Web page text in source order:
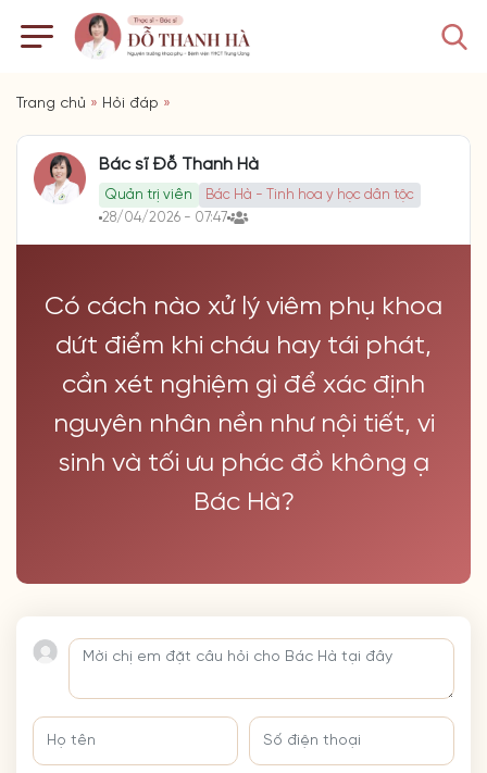
Trang chủ » Hỏi đáp »
Bác sĩ Đỗ Thanh Hà
Quản trị viên
Bác Hà - Tinh hoa y học dân tộc
28/04/2026 - 07:47
Có cách nào xử lý viêm phụ khoa
dứt điểm khi cháu hay tái phát,
cần xét nghiệm gì để xác định
nguyên nhân nền như nội tiết, vi
sinh và tối ưu phác đồ không ạ
Bác Hà?